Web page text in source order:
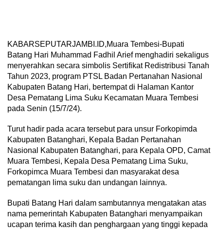
KABARSEPUTARJAMBI.ID,Muara Tembesi-Bupati
Batang Hari Muhammad Fadhil Arief menghadiri sekaligus
menyerahkan secara simbolis Sertifikat Redistribusi Tanah
Tahun 2023, program PTSL Badan Pertanahan Nasional
Kabupaten Batang Hari, bertempat di Halaman Kantor
Desa Pematang Lima Suku Kecamatan Muara Tembesi
pada Senin (15/7/24).
Turut hadir pada acara tersebut para unsur Forkopimda
Kabupaten Batanghari, Kepala Badan Pertanahan
Nasional Kabupaten Batanghari, para Kepala OPD, Camat
Muara Tembesi, Kepala Desa Pematang Lima Suku,
Forkopimca Muara Tembesi dan masyarakat desa
pematangan lima suku dan undangan lainnya.
Bupati Batang Hari dalam sambutannya mengatakan atas
nama pemerintah Kabupaten Batanghari menyampaikan
ucapan terima kasih dan penghargaan yang tinggi kepada